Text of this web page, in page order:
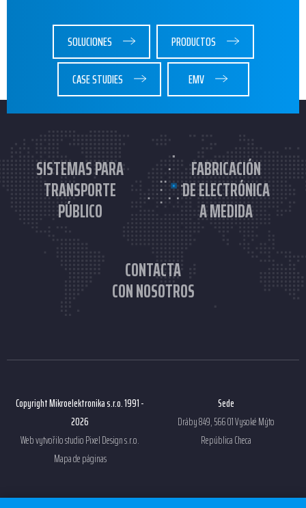
SOLUCIONES
PRODUCTOS
CASE STUDIES
EMV
SISTEMAS PARA
TRANSPORTE
PÚBLICO
FABRICACIÓN
DE ELECTRÓNICA
A MEDIDA
CONTACTA
CON NOSOTROS
Copyright Mikroelektronika s.r.o. 1991 -
2026
Web vytvořilo studioPixel Design s.r.o.
Mapa de páginas
Sede
Dráby 849, 566 01 Vysoké Mýto
República Checa